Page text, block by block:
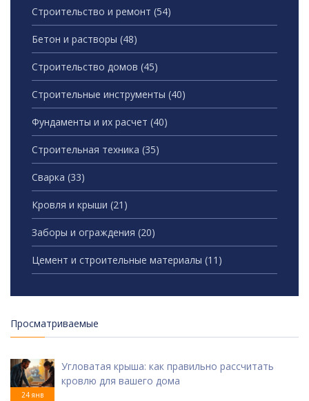
Строительство и ремонт (54)
Бетон и растворы (48)
Строительство домов (45)
Строительные инструменты (40)
Фундаменты и их расчет (40)
Строительная техника (35)
Сварка (33)
Кровля и крыши (21)
Заборы и ограждения (20)
Цемент и строительные материалы (11)
Просматриваемые
24 янв
Угловатая крыша: как правильно рассчитать
кровлю для вашего дома